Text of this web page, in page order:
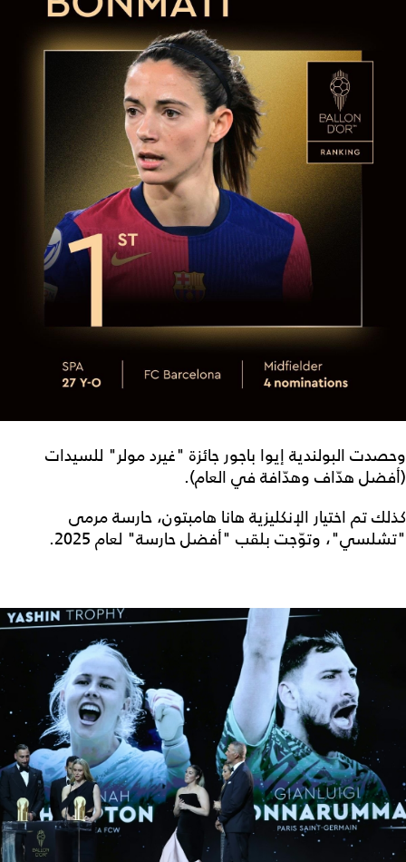
وحصدت البولندية إيوا باجور جائزة "غيرد مولر" للسيدات
(أفضل هدّاف وهدّافة في العام).
كذلك تم اختيار الإنكليزية هانا هامبتون، حارسة مرمى
"تشلسي"، وتوّجت بلقب "أفضل حارسة" لعام 2025.